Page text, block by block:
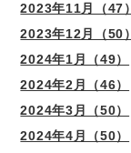
2023年11月（47）
2023年12月（50）
2024年1月（49）
2024年2月（46）
2024年3月（50）
2024年4月（50）